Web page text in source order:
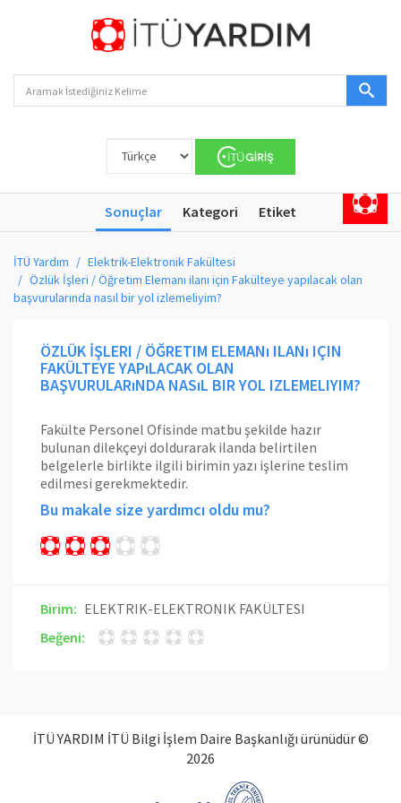
Sonuçlar Kategori Etiket
İTÜ Yardım
Elektrik-Elektronik Fakültesi
Özlük İşleri / Öğretim Elemanı ilanı için Fakülteye yapılacak olan
başvurularında nasıl bir yol izlemeliyim?
ÖZLÜK İŞLERI / ÖĞRETIM ELEMANı ILANı IÇIN
FAKÜLTEYE YAPıLACAK OLAN
BAŞVURULARıNDA NASıL BIR YOL IZLEMELIYIM?
Fakülte Personel Ofisinde matbu şekilde hazır
bulunan dilekçeyi doldurarak ilanda belirtilen
belgelerle birlikte ilgili birimin yazı işlerine teslim
edilmesi gerekmektedir.
Bu makale size yardımcı oldu mu?
Birim: ELEKTRIK-ELEKTRONIK FAKÜLTESI
Beğeni:
İTÜ YARDIM İTÜ Bilgi İşlem Daire Başkanlığı ürünüdür ©
2026